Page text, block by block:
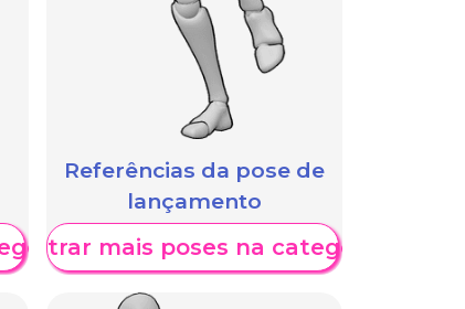
Referências da pose de
lançamento
Mostrar mais poses na categoria